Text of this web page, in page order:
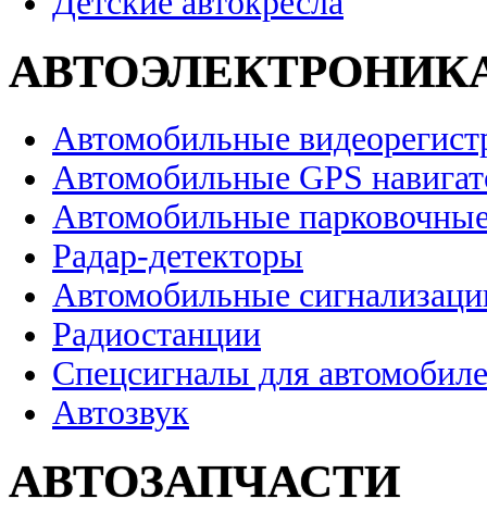
Автомобильные
Автомобильные GPS
Автомобильные
Радар-детекторы
Автомобильные
Радиостанции
Спецсигналы для
Автозвук
АВТОЗАПЧАСТИ